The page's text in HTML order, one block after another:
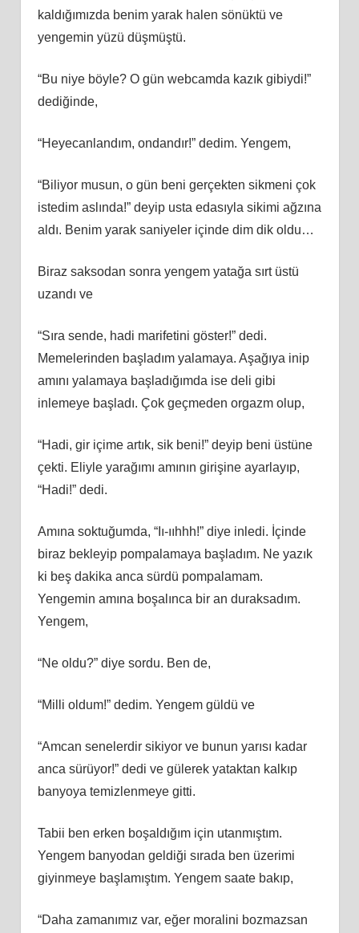
kaldığımızda benim yarak halen sönüktü ve
yengemin yüzü düşmüştü.
“Bu niye böyle? O gün webcamda kazık gibiydi!”
dediğinde,
“Heyecanlandım, ondandır!” dedim. Yengem,
“Biliyor musun, o gün beni gerçekten sikmeni çok
istedim aslında!” deyip usta edasıyla sikimi ağzına
aldı. Benim yarak saniyeler içinde dim dik oldu…
Biraz saksodan sonra yengem yatağa sırt üstü
uzandı ve
“Sıra sende, hadi marifetini göster!” dedi.
Memelerinden başladım yalamaya. Aşağıya inip
amını yalamaya başladığımda ise deli gibi
inlemeye başladı. Çok geçmeden orgazm olup,
“Hadi, gir içime artık, sik beni!” deyip beni üstüne
çekti. Eliyle yarağımı amının girişine ayarlayıp,
“Hadi!” dedi.
Amına soktuğumda, “Iı-ııhhh!” diye inledi. İçinde
biraz bekleyip pompalamaya başladım. Ne yazık
ki beş dakika anca sürdü pompalamam.
Yengemin amına boşalınca bir an duraksadım.
Yengem,
“Ne oldu?” diye sordu. Ben de,
“Milli oldum!” dedim. Yengem güldü ve
“Amcan senelerdir sikiyor ve bunun yarısı kadar
anca sürüyor!” dedi ve gülerek yataktan kalkıp
banyoya temizlenmeye gitti.
Tabii ben erken boşaldığım için utanmıştım.
Yengem banyodan geldiği sırada ben üzerimi
giyinmeye başlamıştım. Yengem saate bakıp,
“Daha zamanımız var, eğer moralini bozmazsan